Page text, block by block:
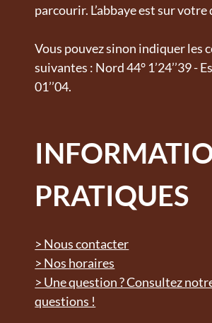
parcourir. L’abbaye est sur
Vous pouvez sinon indiquer les
suivantes : Nord 44° 1’24’’39 -
01’’04.
PRATIQUES
> Nous contacter
> Nos horaires
> Une question ? Consultez
questions !